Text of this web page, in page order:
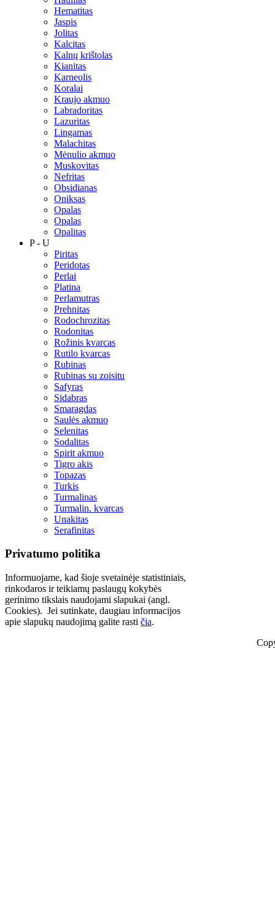
Hematitas
Jaspis
Jolitas
Kalcitas
Kalnų krištolas
Kianitas
Karneolis
Koralai
Kraujo akmuo
Labradoritas
Lazuritas
Lingamas
Malachitas
Mėnulio akmuo
Muskovitas
Nefritas
Obsidianas
Oniksas
Opalas
Opalas
Opalitas
P - U
Piritas
Peridotas
Perlai
Platina
Perlamutras
Prehnitas
Rodochrozitas
Rodonitas
Rožinis kvarcas
Rutilo kvarcas
Rubinas
Rubinas su zoisitu
Safyras
Sidabras
Smaragdas
Saulės akmuo
Selenitas
Sodalitas
Spirit akmuo
Tigro akis
Topazas
Turkis
Turmalinas
Turmalin. kvarcas
Unakitas
Serafinitas
Privatumo politika
Informuojame, kad šioje svetainėje statistiniais,
rinkodaros ir teikiamų paslaugų kokybės
gerinimo tikslais naudojami slapukai (angl.
Cookies). Jei sutinkate, daugiau informacijos
apie slapukų naudojimą galite rasti čia.